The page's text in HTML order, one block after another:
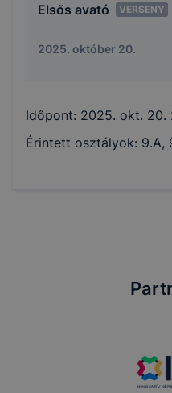
Elsős avató VERSENY
2025. október 20.
Időpont: 2025. okt. 20.
Érintett osztályok: 9.A,